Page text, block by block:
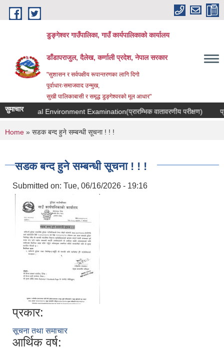
Skip to main content
डुङ्गेश्वर गाउँपालिका, गाउँ कार्यपालिकाको कार्यालय
डाँडापराजुल, दैलेख, कर्णाली प्रदेश, नेपाल सरकार
"सुशासन र सर्वपक्षीय रूपान्तरणका लागि दिगो
पूर्वाधारःसमाजवाद उन्मुख,
सुखी पालिकाबासी र समृद्ध डुङ्गेश्वरको मूल आधार"
सुमाचार
IEE-Initial Environment Examination(प्रारम्भिक वातावरणीय परीक्षण)
You are here
Home » सडक बन्द हुने सम्बन्धी सूचना ! ! !
सडक बन्द हुने सम्बन्धी सूचना ! ! !
Submitted on: Tue, 06/16/2026 - 19:16
प्रकार:
सूचना तथा समाचार
आर्थिक वर्ष: